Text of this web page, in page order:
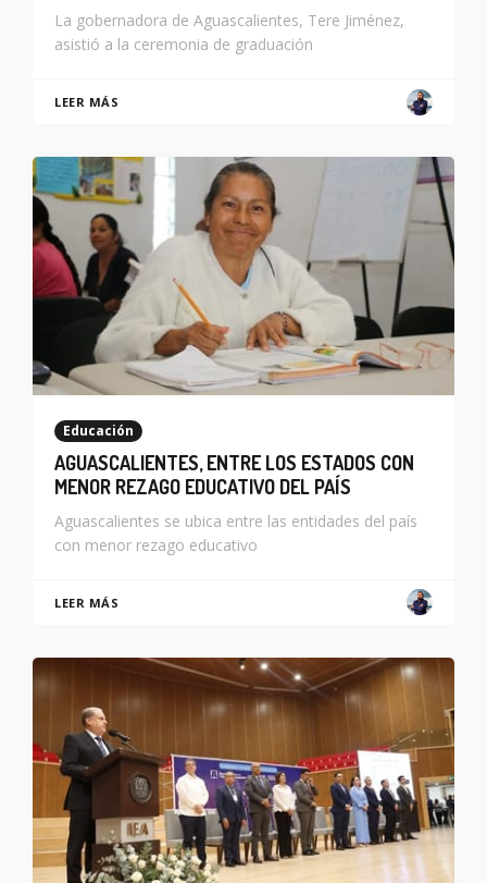
La gobernadora de Aguascalientes, Tere Jiménez,
asistió a la ceremonia de graduación
LEER MÁS
Educación
AGUASCALIENTES, ENTRE LOS ESTADOS CON
MENOR REZAGO EDUCATIVO DEL PAÍS
Aguascalientes se ubica entre las entidades del país
con menor rezago educativo
LEER MÁS